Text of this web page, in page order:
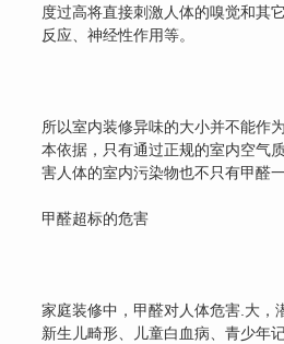
度过高将直接刺激人体的嗅觉和其
反应、神经性作用等。
所以室内装修异味的大小并不能作
本依据，只有通过正规的室内空气
害人体的室内污染物也不只有甲醛一
甲醛超标的危害
家庭装修中，甲醛对人体危害.大，
新生儿畸形、儿童白血病、青少年